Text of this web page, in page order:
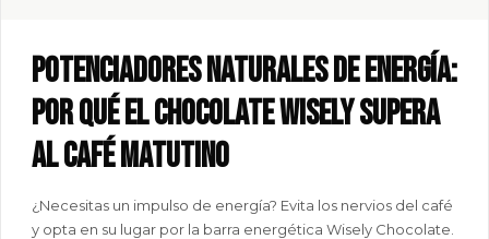
Potenciadores naturales de energía:
por qué el chocolate Wisely supera
al café matutino
¿Necesitas un impulso de energía? Evita los nervios del café
y opta en su lugar por la barra energética Wisely Chocolate.